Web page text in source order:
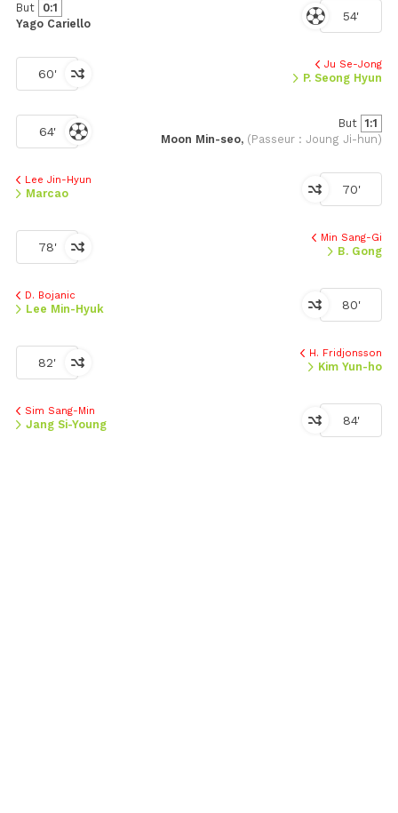
54'
But
0:1
Yago Cariello
60'
Ju Se-Jong
P. Seong Hyun
64'
But 1:1
Moon Min-seo, (Passeur : Joung Ji-hun)
70'
Lee Jin-Hyun
Marcao
78'
Min Sang-Gi
B. Gong
80'
D. Bojanic
Lee Min-Hyuk
82'
H. Fridjonsson
Kim Yun-ho
84'
Sim Sang-Min
Jang Si-Young